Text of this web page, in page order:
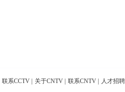
联系CCTV 关于CNTV 联系CNTV 人才招聘